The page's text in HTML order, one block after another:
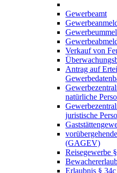
Gewerbeamt
Verkauf von
Antrag auf
natürliche
juristische
(GAGEV)
Reisegewerbe
Erlaubnis §